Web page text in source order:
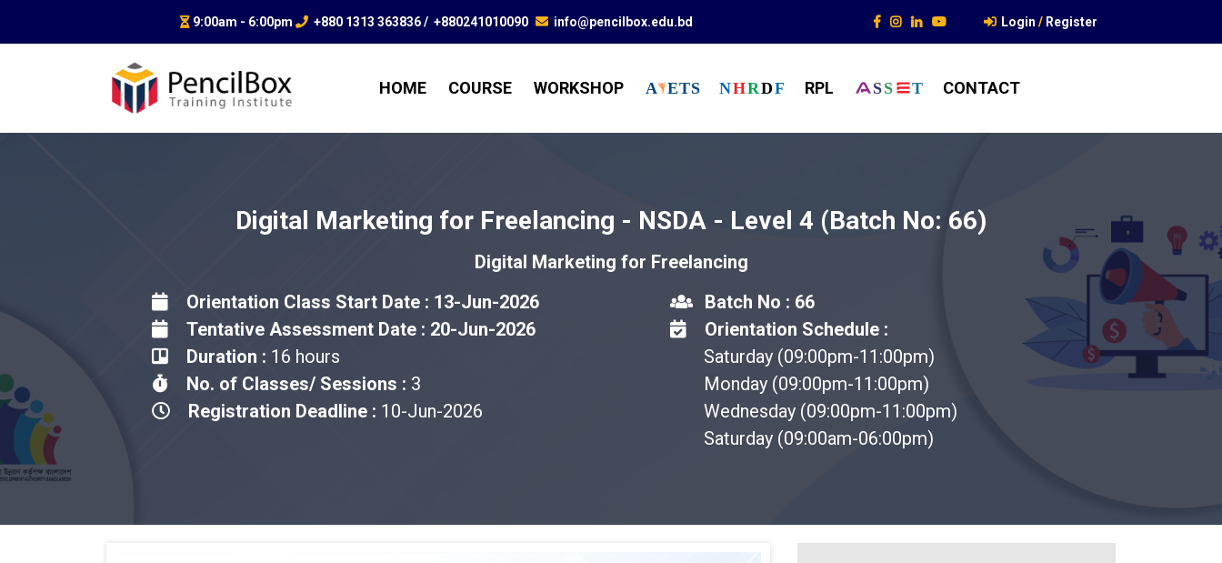
9:00am - 6:00pm +880 1313 363836/ +880241010090 info@pencilbox.edu.bd Login / Register
HOME COURSE WORKSHOP A E T S N H R D F RPL S S T CONTACT
Digital Marketing for Freelancing - NSDA - Level 4 (Batch No: 66)
Digital Marketing for Freelancing
Orientation Class Start Date : 13-Jun-2026
Tentative Assessment Date : 20-Jun-2026
Duration : 16 hours
No. of Classes/ Sessions : 3
Registration Deadline : 10-Jun-2026
Batch No : 66
Orientation Schedule :
Saturday (09:00pm-11:00pm)
Monday (09:00pm-11:00pm)
Wednesday (09:00pm-11:00pm)
Saturday (09:00am-06:00pm)